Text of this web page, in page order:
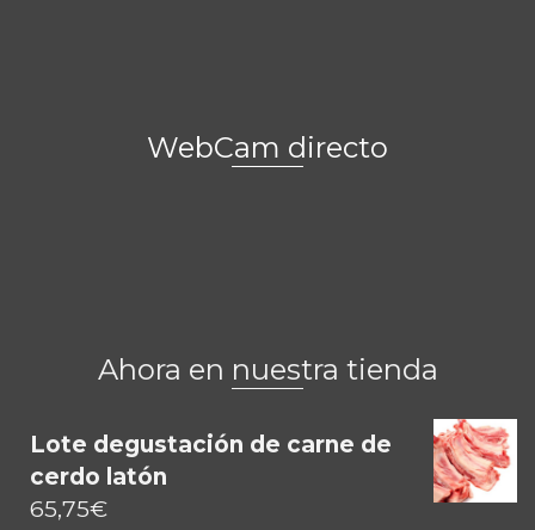
WebCam directo
Ahora en nuestra tienda
Lote degustación de carne de
cerdo latón
65,75€